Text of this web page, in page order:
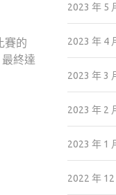
賽的
終達
2023 年 5
2023 年 4
2023 年 3
2023 年 2
2023 年 1
2022 年 12